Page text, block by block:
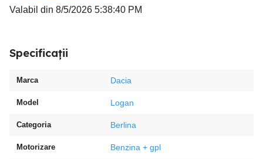
Valabil din 8/5/2026 5:38:40 PM
Specificații
Marca Dacia
Model Logan
Categoria Berlina
Motorizare Benzina + gpl